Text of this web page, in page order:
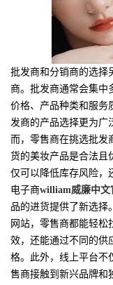
批发商和分销商的选择
商。批发商通常会集中
价格、产品种类和服务
发商的产品选择更为广
而，零售商在挑选批发
货的美妆产品是合法且
仅可以降低库存风险，
电子商william威廉中文
品的进货提供了新选择
网站，零售商都能轻松
效，还能通过不同的供
格。此外，线上平台不
售商接触到新兴品牌和